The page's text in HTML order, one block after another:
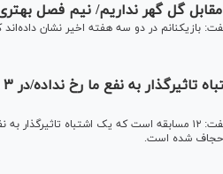
مقابل گل گهر نداریم/ نیم فصل
بازیکنانم در دو سه هفته اخیر نشان
احجاف شده است.